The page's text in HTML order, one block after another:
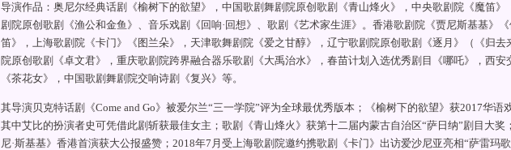
导演作品：奥尼尔经典话剧《榆树下的欲望》，中国歌剧舞剧院原创歌剧《青山烽火》，中央歌剧院《魔笛》
剧院原创歌剧《渔公和金鱼》、音乐戏剧《回响·回想》、歌剧《艺术家生涯》。香港歌剧院《贾尼斯基基》
笛》，上海歌剧院《卡门》《图兰朵》，天津歌舞剧院《爱之甘醇》，辽宁歌剧院原创歌剧《逐月》（《归去
院原创歌剧《卓文君》，重庆歌剧院跨界融合器乐歌剧《大禹治水》，春苗计划入选优秀剧目《哪吒》，西安
《茶花女》，中国歌剧舞剧院交响诗剧《复兴》等。
其导演贝克特话剧《Come and Go》被爱尔兰“三一学院”评为全球最优秀版本；《榆树下的欲望》获2017华语
其中艾比的扮演者史可凭借此剧斩获最佳女主；歌剧《青山烽火》获第十二届内蒙古自治区“萨日纳”剧目大奖
尼·斯基基》香港首演获大公报盛赞；2018年7月受上海歌剧院邀约携歌剧《卡门》出访爱沙尼亚亮相“萨雷玛